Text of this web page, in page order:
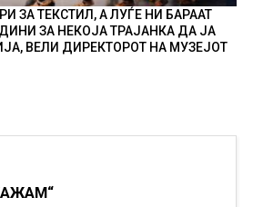
ЗА ТЕКСТИЛ, А ЛУЃЕ НИ БАРААТ
ЗА НЕКОЈА ТРАЈАНКА ДА ЈА
ВЕЛИ ДИРЕКТОРОТ НА МУЗЕЈОТ